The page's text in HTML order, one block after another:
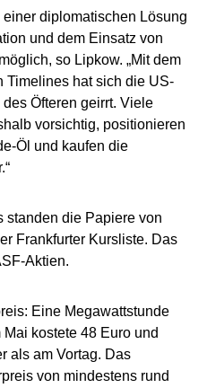
diplomatischen Lösung
und dem Einsatz von
so Lipkow. „Mit dem
Timelines hat sich die US-
Öfteren geirrt. Viele
vorsichtig, positionieren
Öl und kaufen die
standen die Papiere von
Frankfurter Kursliste. Das
Aktien.
Eine Megawattstunde
kostete 48 Euro und
als am Vortag. Das
von mindestens rund